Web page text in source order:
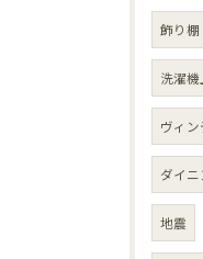
飾り棚
洗濯
ヴィ
ダイ
地震